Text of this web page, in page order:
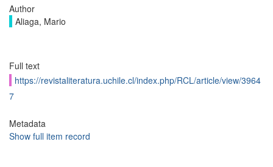
Author
Aliaga, Mario
Full text
https://revistaliteratura.uchile.cl/index.php/RCL/article/view/3964
7
Metadata
Show full item record